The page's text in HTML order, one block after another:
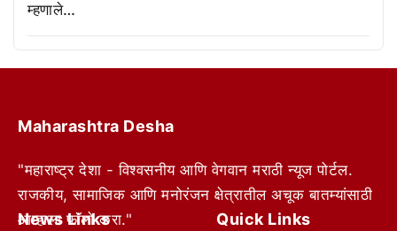
म्हणाले…
Maharashtra Desha
"महाराष्ट्र देशा - विश्वसनीय आणि वेगवान मराठी न्यूज पोर्टल.
राजकीय, सामाजिक आणि मनोरंजन क्षेत्रातील अचूक बातम्यांसाठी
आम्हाला फॉलो करा."
News Links Quick Links